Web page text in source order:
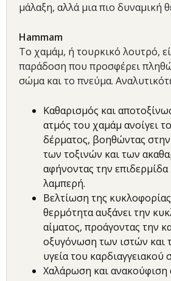
μάλαξη, αλλά μια πιο δυναμική
Hammam
Το χαμάμ, ή τουρκικό λουτρό,
παράδοση που προσφέρει
σώμα και το πνεύμα.
Καθαρισμός και
ατμός του χαμάμ ανοίγει
δέρματος, βοηθώντας
των τοξινών και των
αφήνοντας την επιδερμίδα
λαμπερή.
Βελτίωση της
θερμότητα αυξάνει την
αίματος, προάγοντας την
οξυγόνωση των ιστών και
υγεία του καρδιαγγειακού
Χαλάρωση και ανακούφιση